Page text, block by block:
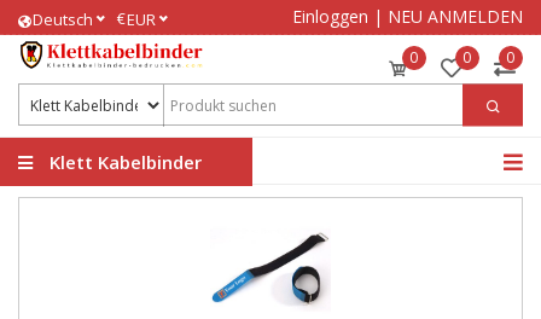
Deutsch €EUR Einloggen | NEU ANMELDEN
0 0 0
Klett Kabelbinder